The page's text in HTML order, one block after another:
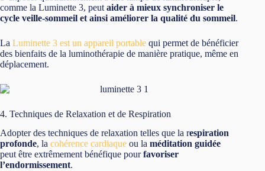
comme la Luminette 3, peut aider à mieux synchroniser le
cycle veille-sommeil et ainsi améliorer la qualité du sommeil.
La Luminette 3 est un appareil portable qui permet de bénéficier
des bienfaits de la luminothérapie de manière pratique, même en
déplacement.
4. Techniques de Relaxation et de Respiration
Adopter des techniques de relaxation telles que la respiration
profonde, la cohérence cardiaque ou la méditation guidée
peut être extrêmement bénéfique pourfavoriser
l’endormissement.